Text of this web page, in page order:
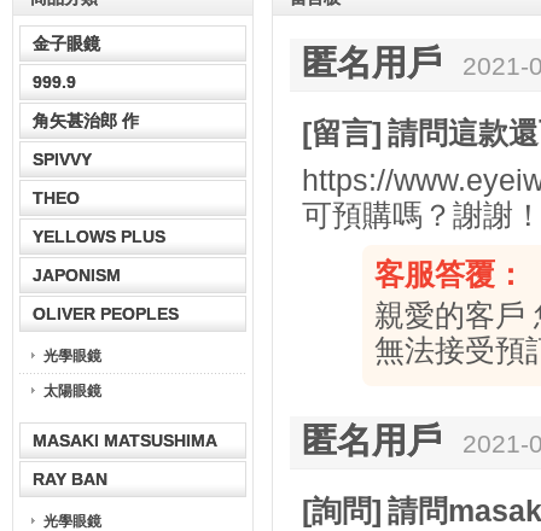
匿名用戶 2021-
[留言] 請問這款
https://
可預購嗎？謝謝
客服答覆：
親愛的客戶
無法接受預
匿名用戶 2021-
[詢問] 請問
金子眼鏡
999.9
角矢甚治郎 作
SPIVVY
THEO
YELLOWS PLUS
JAPONISM
OLIVER PEOPLES
光學眼鏡
太陽眼鏡
MASAKI MATSUSHIMA
RAY BAN
光學眼鏡